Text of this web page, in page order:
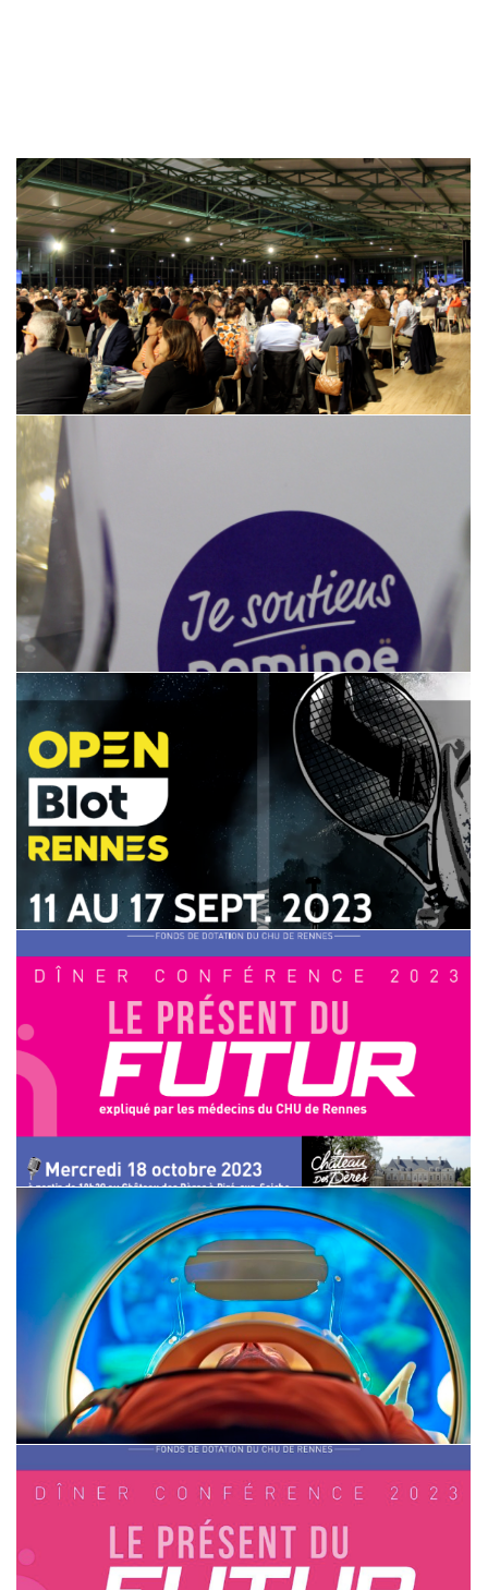
Les médecins membres du conseil scientifique de
Nominoë expliquent leur engagement et leurs
ambitions pour Nominoë.